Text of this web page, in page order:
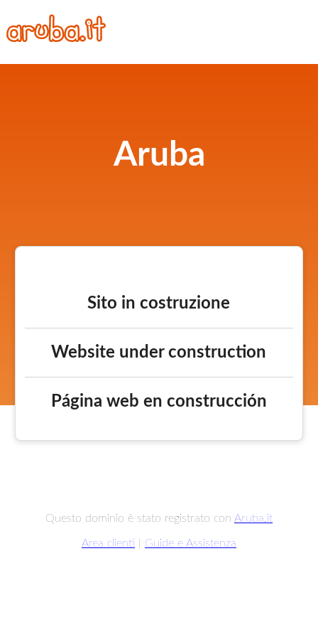
Aruba
Sito in costruzione
Website under construction
Página web en construcción
Questo dominio è stato registrato con Aruba.it
Area clienti Guide e Assistenza